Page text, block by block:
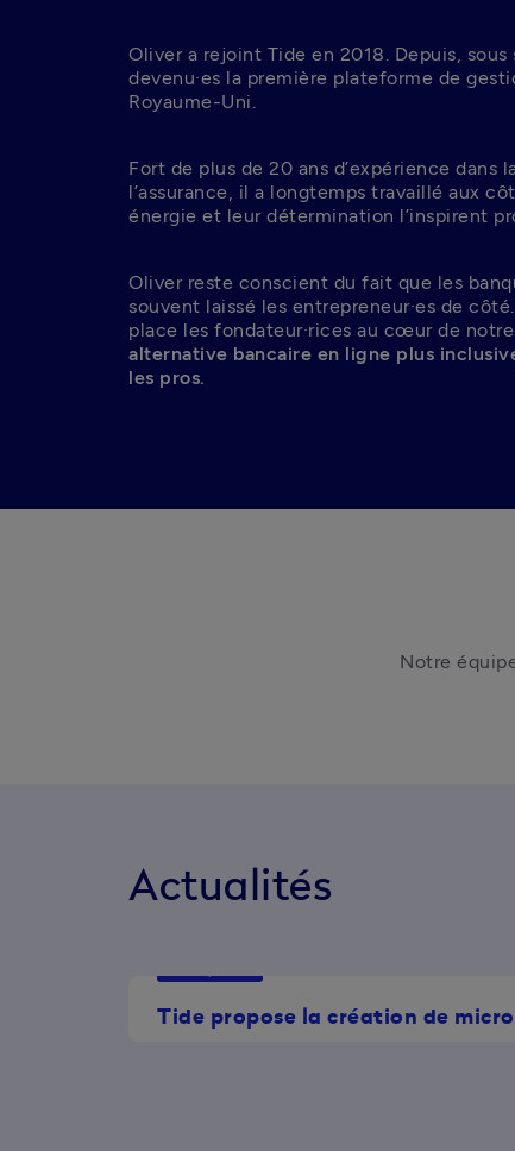
Oliver a rejoint Tide en 2018. Depuis,
devenu·es la première plateforme de
Royaume-Uni.
Fort de plus de 20 ans d’expérience dans
l’assurance, il a longtemps travaillé aux
énergie et leur détermination l’inspirent
Oliver reste conscient du fait que les
souvent laissé les entrepreneur·es de
place les fondateur·rices au cœur de
alternative bancaire en ligne plus
les pros.
Notre
Actualités
Tide propose la création de